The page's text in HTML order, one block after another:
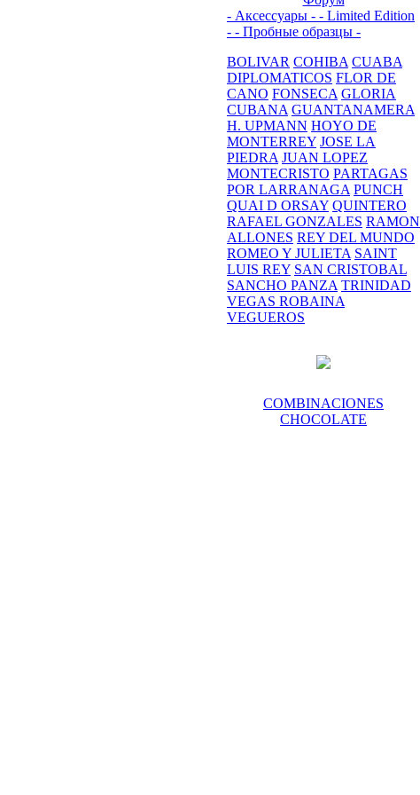
- Аксессуары - - Limited Edition
- - Пробные образцы -
BOLIVAR COHIBA CUABA
DIPLOMATICOS FLOR DE
CANO FONSECA GLORIA
CUBANA GUANTANAMERA
H. UPMANN HOYO DE
MONTERREY JOSE LA
PIEDRA JUAN LOPEZ
MONTECRISTO PARTAGAS
POR LARRANAGA PUNCH
QUAI D ORSAY QUINTERO
RAFAEL GONZALES RAMON
ALLONES REY DEL MUNDO
ROMEO Y JULIETA SAINT
LUIS REY SAN CRISTOBAL
SANCHO PANZA TRINIDAD
VEGAS ROBAINA
VEGUEROS
COMBINACIONES
CHOCOLATE